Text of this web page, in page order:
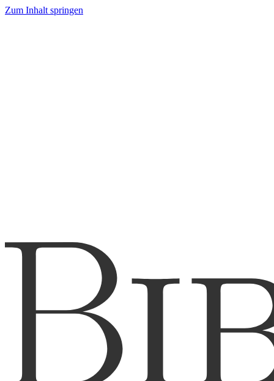
Zum Inhalt springen